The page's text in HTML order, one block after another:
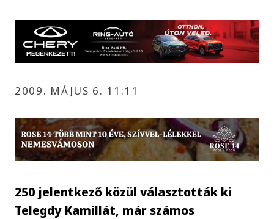
2009. MÁJUS 6. 11:11
250 jelentkező közül választották ki
Telegdy Kamillát, már számos